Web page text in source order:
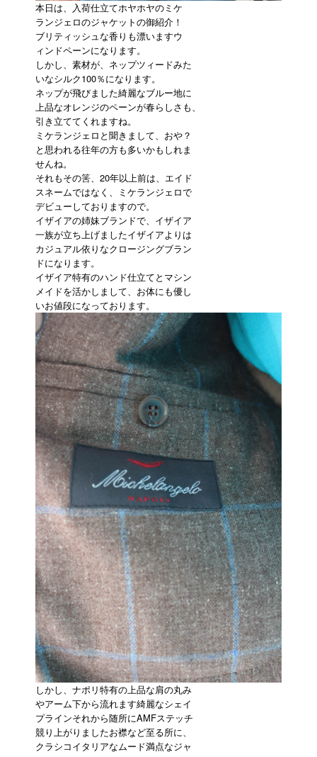
本日は、入荷仕立てホヤホヤのミケ
ランジェロのジャケットの御紹介！
ブリティッシュな香りも漂いますウ
ィンドペーンになります。
しかし、素材が、ネップツィードみた
いなシルク100％になります。
ネップが飛びました綺麗なブルー地に
上品なオレンジのペーンが春らしさも、
引き立ててくれますね。
ミケランジェロと聞きまして、おや？
と思われる往年の方も多いかもしれま
せんね。
それもその筈、20年以上前は、エイド
スネームではなく、ミケランジェロで
デビューしておりますので。
イザイアの姉妹ブランドで、イザイア
一族が立ち上げましたイザイアよりは
カジュアル依りなクロージングブラン
ドになります。
イザイア特有のハンド仕立てとマシン
メイドを活かしまして、お体にも優し
いお値段になっております。
しかし、ナポリ特有の上品な肩の丸み
やアーム下から流れます綺麗なシェイ
プラインそれから随所にAMFステッチ
競り上がりましたお襟など至る所に、
クラシコイタリアなムード満点なジャ